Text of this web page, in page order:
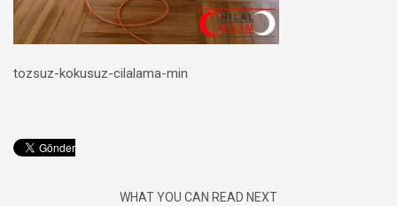
tozsuz-kokusuz-cilalama-min
WHAT YOU CAN READ NEXT